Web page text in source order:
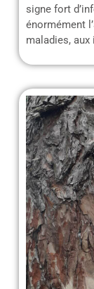
signe fort
énormément
maladies,